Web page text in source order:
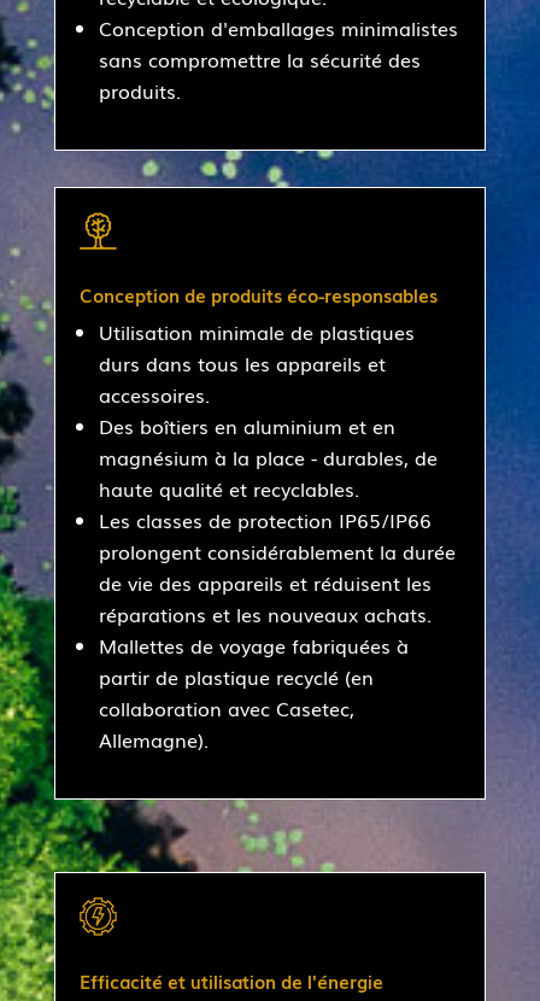
Conception d'emballages minimalistes
sans compromettre la sécurité des
produits.
Conception de produits éco-responsables
Utilisation minimale de plastiques
durs dans tous les appareils et
accessoires.
Des boîtiers en aluminium et en
magnésium à la place - durables, de
haute qualité et recyclables.
Les classes de protection IP65/IP66
prolongent considérablement la durée
de vie des appareils et réduisent les
réparations et les nouveaux achats.
Mallettes de voyage fabriquées à
partir de plastique recyclé (en
collaboration avec Casetec,
Allemagne).
Efficacité et utilisation de l'énergie